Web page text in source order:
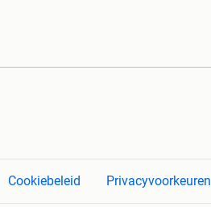
Cookiebeleid Privacyvoorkeuren